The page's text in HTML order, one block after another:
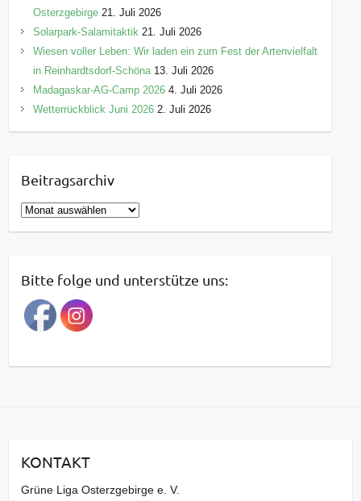
Osterzgebirge 21. Juli 2026
Solarpark-Salamitaktik 21. Juli 2026
Wiesen voller Leben: Wir laden ein zum Fest der Artenvielfalt
in Reinhardtsdorf-Schöna 13. Juli 2026
Madagaskar-AG-Camp 2026 4. Juli 2026
Wetterrückblick Juni 2026 2. Juli 2026
Beitragsarchiv
B
e
r
a
g
a
v
Bitte folge und unterstütze uns:
KONTAKT
Grüne Liga Osterzgebirge e. V.